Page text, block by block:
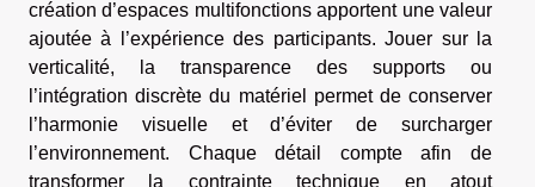
création d’espaces multifonctions apportent une valeur
ajoutée à l’expérience des participants. Jouer sur la
verticalité, la transparence des supports ou
l’intégration discrète du matériel permet de conserver
l’harmonie visuelle et d’éviter de surcharger
l’environnement. Chaque détail compte afin de
transformer la contrainte technique en atout